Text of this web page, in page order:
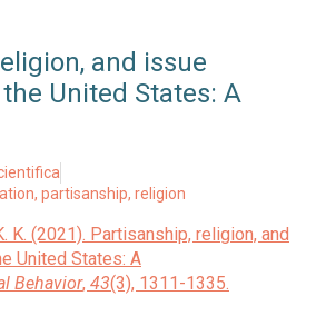
and issue
United States: A
, partisanship, religion
K. (2021). Partisanship, religion, and
United States: A
Behavior, 43(3), 1311-1335.